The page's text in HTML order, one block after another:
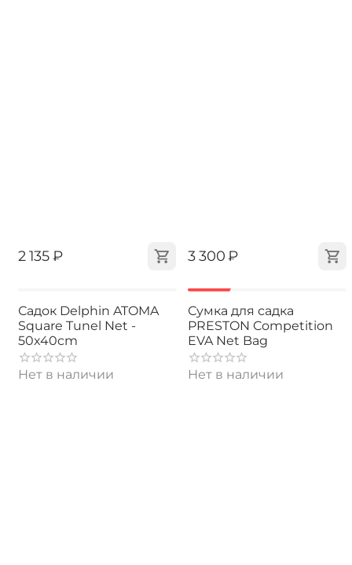
‍2 135‍₽ ‍3 300‍₽
Садок Delphin ATOMA
Square Tunel Net -
50x40cm
Нет в наличии
Сумка для садка
PRESTON Competition
EVA Net Bag
Нет в наличии